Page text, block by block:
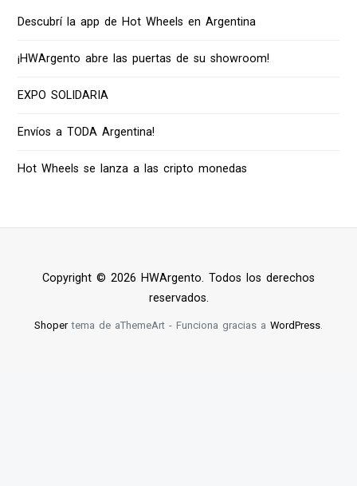
Descubrí la app de Hot Wheels en Argentina
¡HWArgento abre las puertas de su showroom!
EXPO SOLIDARIA
Envíos a TODA Argentina!
Hot Wheels se lanza a las cripto monedas
Copyright © 2026 HWArgento. Todos los derechos
reservados.
Shopertema de aThemeArt - Funciona gracias a WordPress